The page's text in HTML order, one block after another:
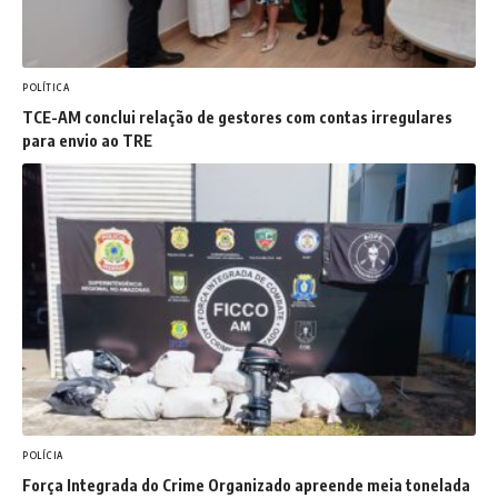
POLÍTICA
TCE-AM conclui relação de gestores com contas irregulares
para envio ao TRE
POLÍCIA
Força Integrada do Crime Organizado apreende meia tonelada